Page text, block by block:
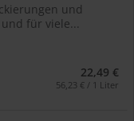
und
für viele...
22,49 €
56,23 € / 1 Liter